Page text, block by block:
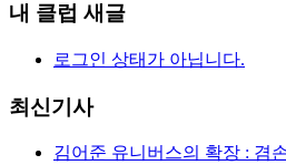
내 클럽 새글
로그인 상태가 아닙니다.
최신기사
김어준 유니버스의 확장 : 겸